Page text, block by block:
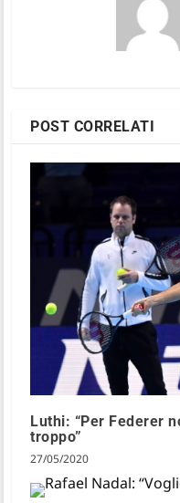
POST CORRELATI
Luthi: “Per Federer
troppo”
27/05/2020